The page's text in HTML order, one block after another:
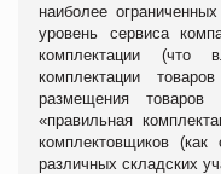
наиболее
уровень сервиса
комплектации (что
комплектации
размещения
«правильная
комплектовщиков
различных складских